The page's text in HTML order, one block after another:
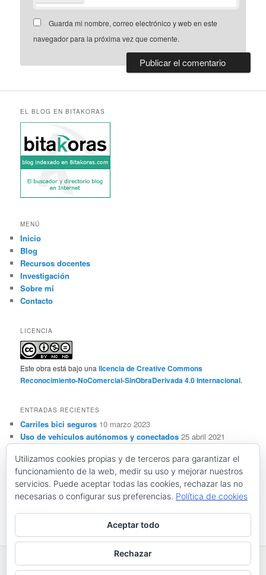
Guarda mi nombre, correo electrónico y web en este
navegador para la próxima vez que comente.
EL BLOG EN BITAKORAS
MENÚ
Inicio
Blog
Recursos docentes
Investigación
Sobre mí
Contacto
LICENCIA
Este obra está bajo unalicencia de Creative Commons
Reconocimiento-NoComercial-SinObraDerivada 4.0 Internacional.
ENTRADAS RECIENTES
Carriles bici seguros 10 marzo 2023
Uso de vehículos autónomos y conectados 25 abril 2021
autónomos y conectados 28 marzo 2021
Conceptos básicos sobre vehículos autónomos y
conectados 28 febrero 2021
Resistencia al deslizamiento y seguridad vial 21 noviembre
2020
Funciona gracias a WordPress
Utilizamos cookies propias y de terceros para garantizar el
funcionamiento de la web, medir su uso y mejorar nuestros
servicios. Puede aceptar todas las cookies, rechazar las no
necesarias o configurar sus preferencias. Política de cookies
Aceptar todo
Rechazar